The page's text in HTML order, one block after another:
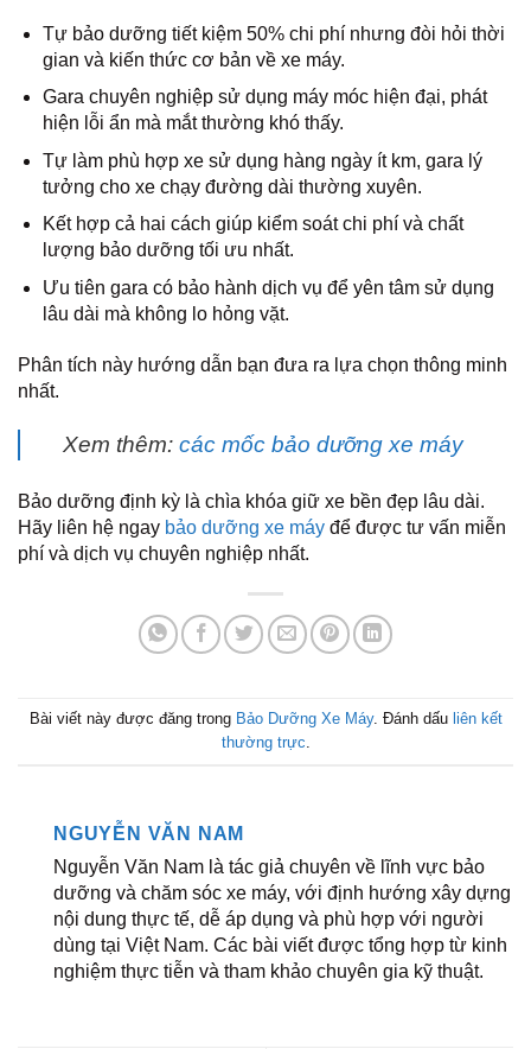
Tự bảo dưỡng tiết kiệm 50% chi phí nhưng đòi hỏi thời
gian và kiến thức cơ bản về xe máy.
Gara chuyên nghiệp sử dụng máy móc hiện đại, phát
hiện lỗi ẩn mà mắt thường khó thấy.
Tự làm phù hợp xe sử dụng hàng ngày ít km, gara lý
tưởng cho xe chạy đường dài thường xuyên.
Kết hợp cả hai cách giúp kiểm soát chi phí và chất
lượng bảo dưỡng tối ưu nhất.
Ưu tiên gara có bảo hành dịch vụ để yên tâm sử dụng
lâu dài mà không lo hỏng vặt.
Phân tích này hướng dẫn bạn đưa ra lựa chọn thông minh
nhất.
Xem thêm: các mốc bảo dưỡng xe máy
Bảo dưỡng định kỳ là chìa khóa giữ xe bền đẹp lâu dài.
Hãy liên hệ ngay bảo dưỡng xe máy để được tư vấn miễn
phí và dịch vụ chuyên nghiệp nhất.
Bài viết này được đăng trong Bảo Dưỡng Xe Máy. Đánh dấu liên kết
thường trực
NGUYỄN VĂN NAM
Nguyễn Văn Nam là tác giả chuyên về lĩnh vực bảo
dưỡng và chăm sóc xe máy, với định hướng xây dựng
nội dung thực tế, dễ áp dụng và phù hợp với người
dùng tại Việt Nam. Các bài viết được tổng hợp từ kinh
nghiệm thực tiễn và tham khảo chuyên gia kỹ thuật.